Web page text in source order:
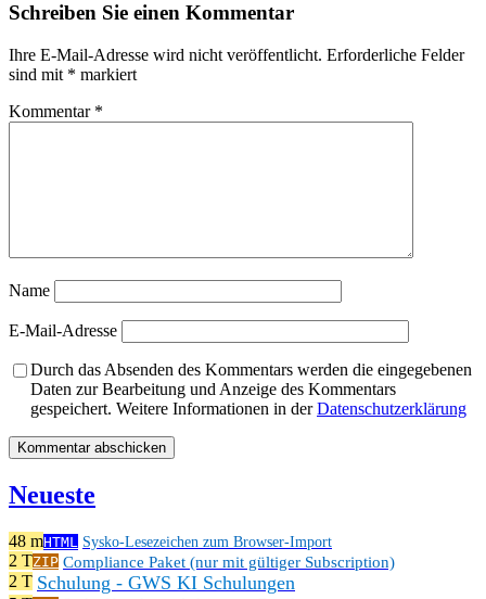
Schreiben Sie einen Kommentar
Ihre E-Mail-Adresse wird nicht veröffentlicht. Erforderliche Felder
sind mit * markiert
Kommentar *
Name
E-Mail-Adresse
Durch das Absenden des Kommentars werden die eingegebenen
Daten zur Bearbeitung und Anzeige des Kommentars
gespeichert. Weitere Informationen in derDatenschutzerklärung
Neueste
48 mHTML Sysko-Lesezeichen zum Browser-Import
2 TZIP Compliance Paket (nur mit gültiger Subscription)
2 T Schulung - GWS KI Schulungen